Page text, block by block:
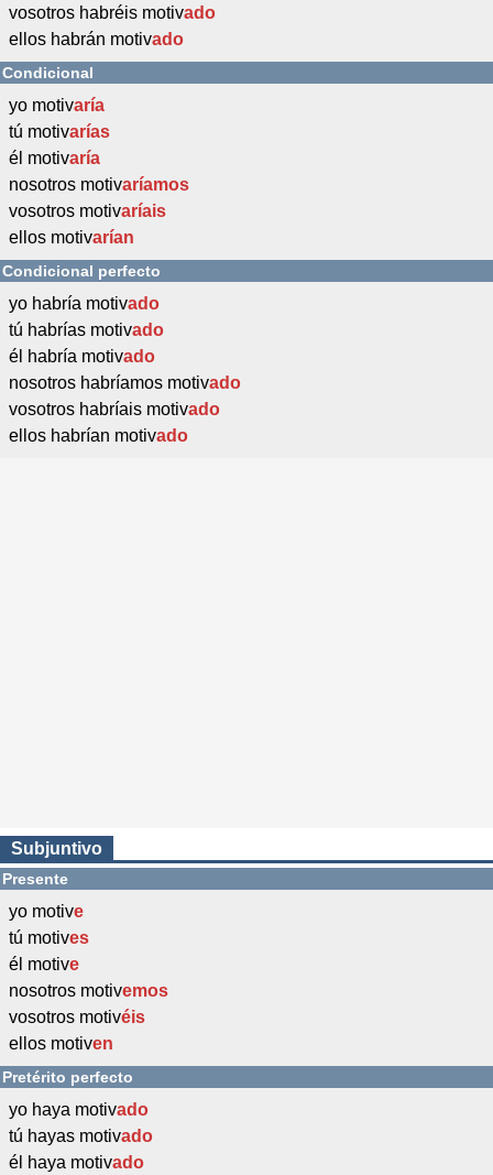
vosotros habréis motivado
ellos habrán motivado
Condicional
yo motivaría
tú motivarías
él motivaría
nosotros motivaríamos
vosotros motivaríais
ellos motivarían
Condicional perfecto
yo habría motivado
tú habrías motivado
él habría motivado
nosotros habríamos motivado
vosotros habríais motivado
ellos habrían motivado
Subjuntivo
Presente
yo motive
tú motives
él motive
nosotros motivemos
vosotros motivéis
ellos motiven
Pretérito perfecto
yo haya motivado
tú hayas motivado
él haya motivado